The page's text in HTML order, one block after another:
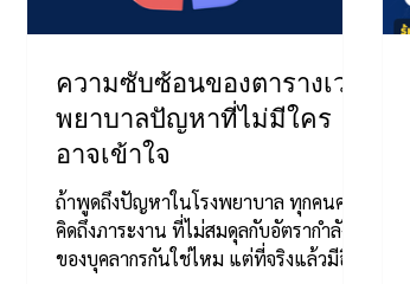
ความซับซ้อนของตารางเวร
พยาบาลปัญหาที่ไม่มีใคร
อาจเข้าใจ
ถ้าพูดถึงปัญหาในโรงพยาบาล ทุกคนคง
คิดถึงภาระงาน ที่ไม่สมดุลกับอัตรากำลัง
ของบุคลากรกันใช่ไหม แต่ที่จริงแล้วมีอีก